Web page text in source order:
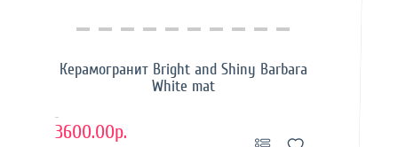
Купить в 1 клик
Керамогранит Bright and Shiny Barbara
White mat
..
3600.00р.